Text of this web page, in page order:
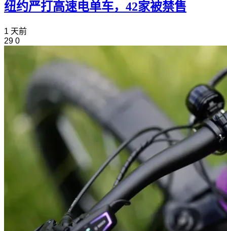
纽约严打高速电单车，42家被禁售
1 天前
29 0